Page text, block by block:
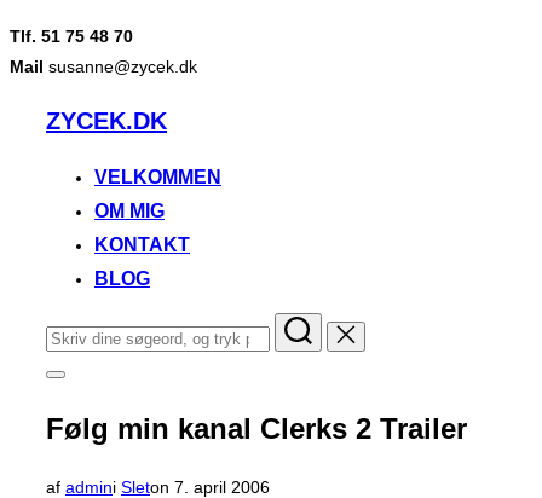
Tlf. 51 75 48 70
Mail susanne@zycek.dk
VidereZYCEK.DK
VELKOMMEN
OM MIG
KONTAKT
BLOG
Søg
efter:
Slå
i
sidekolonne
Følg min kanal Clerks 2 Trailer
af admini Sleton Udgivet
7. april 2006